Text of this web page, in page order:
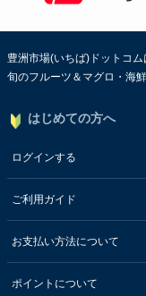
豊洲市場(いちば)ドットコ
旬のフルーツ＆マグロ・海
はじめての方へ
ログインする
ご利用ガイド
お支払い方法について
ポイントについて